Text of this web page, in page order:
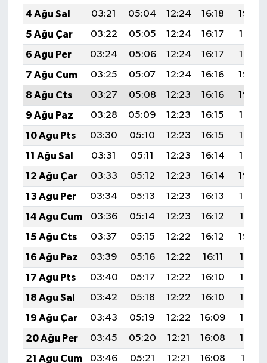
4 Ağu Sal
03:21 05:04 12:24 16:18
19:34
5 Ağu Çar
03:22 05:05 12:24 16:17
19:33
6 Ağu Per
03:24 05:06 12:24 16:17
19:32
7 Ağu Cum
03:25 05:07 12:24 16:16
19:30
8 Ağu Cts
03:27 05:08 12:23 16:16
19:29
9 Ağu Paz
03:28 05:09 12:23 16:15
19:28
10 Ağu Pts
03:30 05:10 12:23 16:15
19:27
11 Ağu Sal
03:31 05:11 12:23 16:14
19:25
12 Ağu Çar
03:33 05:12 12:23 16:14
19:24
13 Ağu Per
03:34 05:13 12:23 16:13
19:23
14 Ağu Cum
03:36 05:14 12:23 16:12
19:21
15 Ağu Cts
03:37 05:15 12:22 16:12
19:20
16 Ağu Paz
03:39 05:16 12:22 16:11
19:18
17 Ağu Pts
03:40 05:17 12:22 16:10
19:17
18 Ağu Sal
03:42 05:18 12:22 16:10
19:16
19 Ağu Çar
03:43 05:19 12:22 16:09
19:14
20 Ağu Per
03:45 05:20 12:21 16:08
19:13
21 Ağu Cum
03:46 05:21 12:21 16:08
19:11